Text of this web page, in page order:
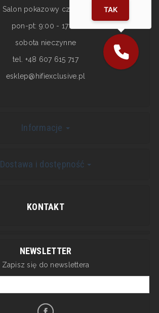
Salon pokazowy czynny:
pon-pt: 9:00 - 17:00
sobota nieczynne
tel. +48 607 615 717
esklep@hifiexclusive.pl
Informacje
Dostawa i dostępność
KONTAKT
NEWSLETTER
Zapisz się do newslettera
TAK